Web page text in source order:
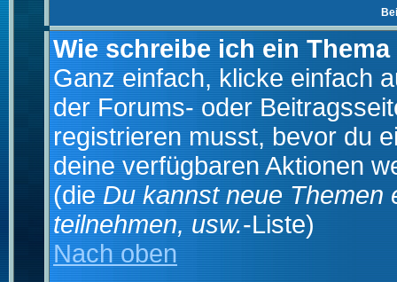
Wie schreibe ich ein
Ganz einfach, klicke einfach
der Forums- oder
registrieren musst, bevor du
deine verfügbaren Aktionen
(die Du kannst neue Themen
teilnehmen, usw.-Liste)
Nach oben